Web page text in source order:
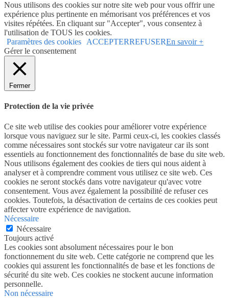
Nous utilisons des cookies sur notre site web pour vous offrir une
expérience plus pertinente en mémorisant vos préférences et vos
visites répétées. En cliquant sur "Accepter", vous consentez à
l'utilisation de TOUS les cookies.
Paramètres des cookies
ACCEPTERREFUSEREn savoir +
Gérer le consentement
Fermer
Protection de la vie privée
Ce site web utilise des cookies pour améliorer votre expérience
lorsque vous naviguez sur le site. Parmi ceux-ci, les cookies classés
comme nécessaires sont stockés sur votre navigateur car ils sont
essentiels au fonctionnement des fonctionnalités de base du site web.
Nous utilisons également des cookies de tiers qui nous aident à
analyser et à comprendre comment vous utilisez ce site web. Ces
cookies ne seront stockés dans votre navigateur qu'avec votre
consentement. Vous avez également la possibilité de refuser ces
cookies. Toutefois, la désactivation de certains de ces cookies peut
affecter votre expérience de navigation.
Nécessaire
Nécessaire
Toujours activé
Les cookies sont absolument nécessaires pour le bon
fonctionnement du site web. Cette catégorie ne comprend que les
cookies qui assurent les fonctionnalités de base et les fonctions de
sécurité du site web. Ces cookies ne stockent aucune information
personnelle.
Non nécessaire